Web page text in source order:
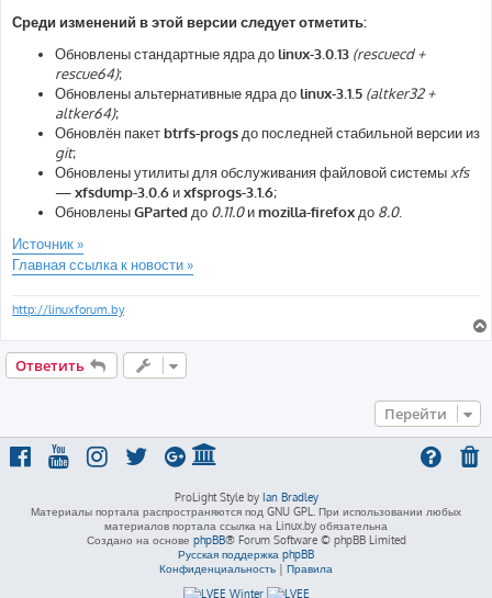
Среди изменений в этой версии следует отметить:
Обновлены стандартные ядра доlinux-3.0.13 (rescuecd +
rescue64);
Обновлены альтернативные ядра доlinux-3.1.5 (altker32 +
altker64);
Обновлён пакетbtrfs-progs до последней стабильной версии из
git;
Обновлены утилиты для обслуживания файловой системы xfs
—xfsdump-3.0.6 иxfsprogs-3.1.6;
ОбновленыGParted до 0.11.0иmozilla-firefox до 8.0.
Источник »
Главная ссылка к новости »
http://linuxforum.by
Ответить
Перейти
ProLight Style by Ian Bradley
Материалы портала распространяются под GNU GPL. При использовании любых
материалов портала ссылка на Linux.by обязательна
Создано на основе phpBB® Forum Software © phpBB Limited
Русская поддержка phpBB
Конфиденциальность | Правила